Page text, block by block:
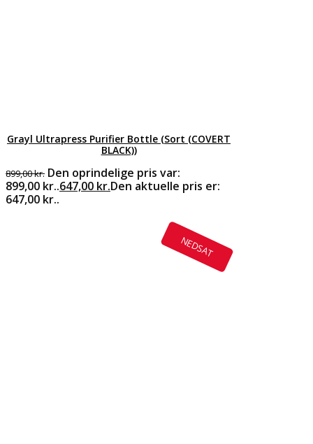
Grayl Ultrapress Purifier Bottle (Sort (COVERT
BLACK))
899,00kr. Den oprindelige pris var:
899,00 kr..647,00 kr.Den aktuelle pris er:
647,00 kr..
NEDSAT